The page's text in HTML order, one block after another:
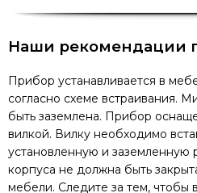
Наши рекомендации
Прибор устанавливается в
согласно схеме встраивания.
быть заземлена. Прибор
вилкой. Вилку необходимо
установленную и заземленную
корпуса не должна быть
мебели. Следите за тем, чтобы